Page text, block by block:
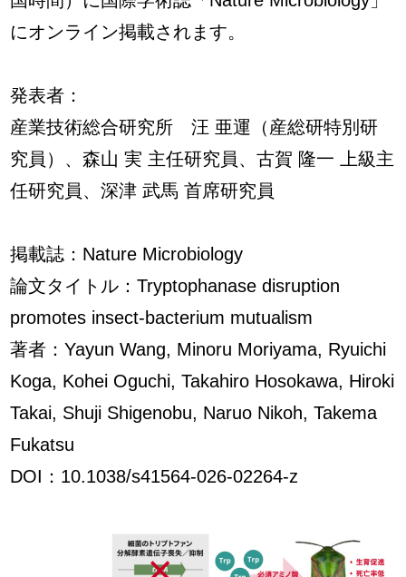
にオンライン掲載されます。
発表者：
産業技術総合研究所 汪 亜運（産総研特別研
究員）、森山 実 主任研究員、古賀 隆一 上級主
任研究員、深津 武馬 首席研究員
掲載誌：Nature Microbiology
論文タイトル：Tryptophanase disruption
promotes insect-bacterium mutualism
著者：Yayun Wang, Minoru Moriyama, Ryuichi
Koga, Kohei Oguchi, Takahiro Hosokawa, Hiroki
Takai, Shuji Shigenobu, Naruo Nikoh, Takema
Fukatsu
DOI：10.1038/s41564-026-02264-z